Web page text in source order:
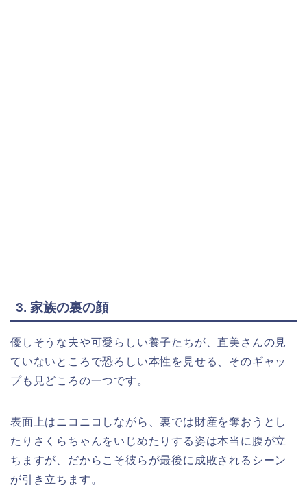
3. 家族の裏の顔
優しそうな夫や可愛らしい養子たちが、直美さんの見
ていないところで恐ろしい本性を見せる、そのギャッ
プも見どころの一つです。
表面上はニコニコしながら、裏では財産を奪おうとし
たりさくらちゃんをいじめたりする姿は本当に腹が立
ちますが、だからこそ彼らが最後に成敗されるシーン
が引き立ちます。